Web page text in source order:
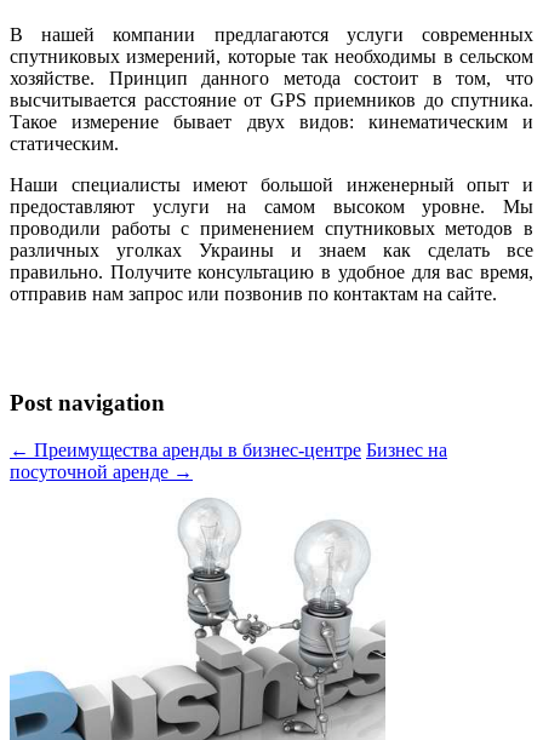
В нашей компании предлагаются услуги современных
спутниковых измерений, которые так необходимы в сельском
хозяйстве. Принцип данного метода состоит в том, что
высчитывается расстояние от GPS приемников до спутника.
Такое измерение бывает двух видов: кинематическим и
статическим.
Наши специалисты имеют большой инженерный опыт и
предоставляют услуги на самом высоком уровне. Мы
проводили работы с применением спутниковых методов в
различных уголках Украины и знаем как сделать все
правильно. Получите консультацию в удобное для вас время,
отправив нам запрос или позвонив по контактам на сайте.
Post navigation
← Преимущества аренды в бизнес-центре Бизнес на
посуточной аренде →